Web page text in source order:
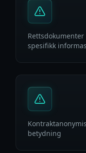
spesifikk
betydning